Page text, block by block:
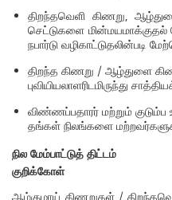
திறந்தவெளி கிணறு,
செட்டுகளை மின்மயமாக்குதல்
நபார்டு வழிகாட்டுதலின்படி
திறந்த கிணறு / ஆழ்துளை
புவியியலாளரிடமிருந்து
விண்ணப்பதாரர் மற்றும்
தங்கள் நிலங்களை
நில மேம்பாட்டுத் திட்டம்
குறிக்கோள்